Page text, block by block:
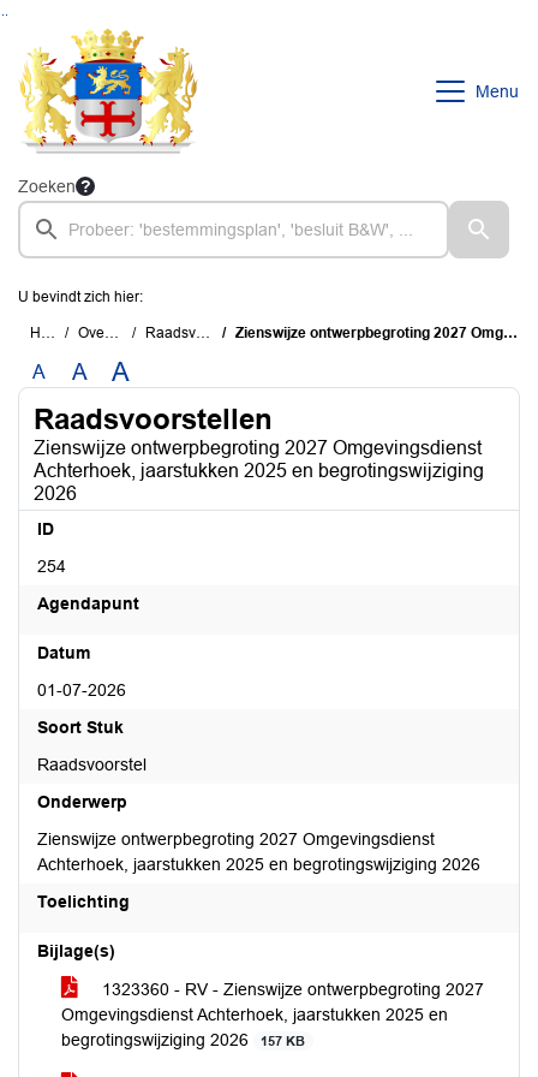
Ga naar de inhoud van deze pagina
Ga naar het zoeken
Ga naar het menu
Menu
Zoeken
U bevindt zich hier:
Home Overzichten Raadsvoorstellen Zienswijze ontwerpbegroting 2027 Omgevingsdienst Achterhoek, jaarstukken 2025 en begrotingswijziging 2026
A A A
Raadsvoorstellen
Zienswijze ontwerpbegroting 2027 Omgevingsdienst
Achterhoek, jaarstukken 2025 en begrotingswijziging
2026
ID
254
Agendapunt
Datum
01-07-2026
Soort Stuk
Raadsvoorstel
Onderwerp
Zienswijze ontwerpbegroting 2027 Omgevingsdienst
Achterhoek, jaarstukken 2025 en begrotingswijziging 2026
Toelichting
Bijlage(s)
1323360 - RV - Zienswijze ontwerpbegroting 2027
Omgevingsdienst Achterhoek, jaarstukken 2025 en
begrotingswijziging 2026
157 KB